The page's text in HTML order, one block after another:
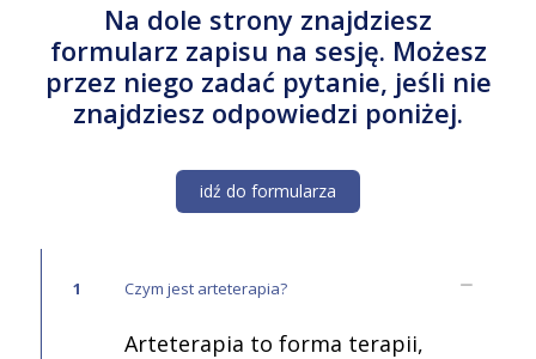
Na dole strony znajdziesz
formularz zapisu na sesję. Możesz
przez niego zadać pytanie, jeśli nie
znajdziesz odpowiedzi poniżej.
idź do formularza
1 Czym jest arteterapia?
Arteterapia to forma terapii,